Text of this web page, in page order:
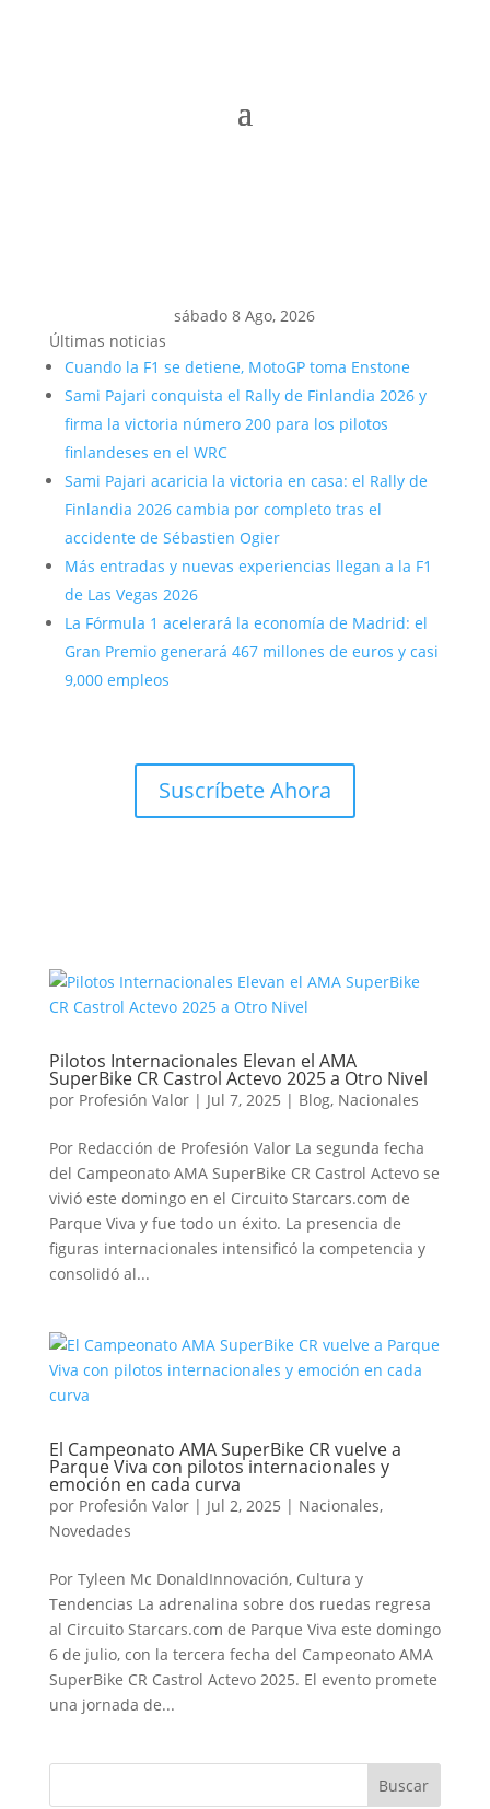
sábado 8 Ago, 2026
Últimas noticias
Cuando la F1 se detiene, MotoGP toma Enstone
Sami Pajari conquista el Rally de Finlandia 2026 y
firma la victoria número 200 para los pilotos
finlandeses en el WRC
Sami Pajari acaricia la victoria en casa: el Rally de
Finlandia 2026 cambia por completo tras el
accidente de Sébastien Ogier
Más entradas y nuevas experiencias llegan a la F1
de Las Vegas 2026
La Fórmula 1 acelerará la economía de Madrid: el
Gran Premio generará 467 millones de euros y casi
9,000 empleos
Suscríbete Ahora
Pilotos Internacionales Elevan el AMA
SuperBike CR Castrol Actevo 2025 a Otro Nivel
por Profesión Valor| Jul 7, 2025 | Blog, Nacionales
Por Redacción de Profesión Valor La segunda fecha
del Campeonato AMA SuperBike CR Castrol Actevo se
vivió este domingo en el Circuito Starcars.com de
Parque Viva y fue todo un éxito. La presencia de
figuras internacionales intensificó la competencia y
consolidó al...
El Campeonato AMA SuperBike CR vuelve a
Parque Viva con pilotos internacionales y
emoción en cada curva
por Profesión Valor| Jul 2, 2025 | Nacionales,
Novedades
Por Tyleen Mc DonaldInnovación, Cultura y
Tendencias La adrenalina sobre dos ruedas regresa
al Circuito Starcars.com de Parque Viva este domingo
6 de julio, con la tercera fecha del Campeonato AMA
SuperBike CR Castrol Actevo 2025. El evento promete
una jornada de...
Buscar